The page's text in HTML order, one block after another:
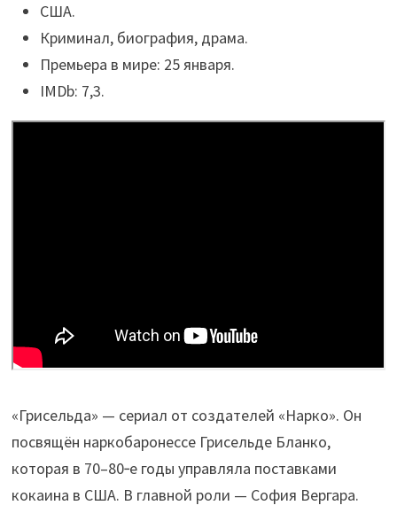
США.
Криминал, биография, драма.
Премьера в мире: 25 января.
IMDb: 7,3.
«Грисельда» — сериал от создателей «Нарко». Он
посвящён наркобаронессе Грисельде Бланко,
которая в 70–80‑е годы управляла поставками
кокаина в США. В главной роли — София Вергара.